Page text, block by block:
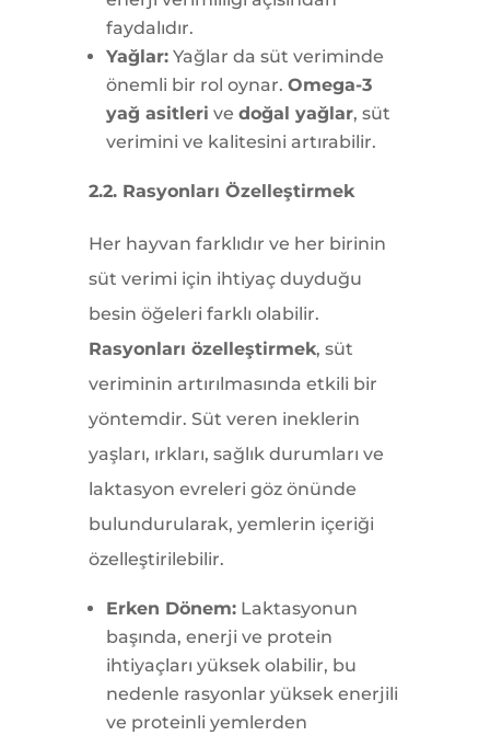
faydalıdır.
Yağlar:Yağlar da süt veriminde
önemli bir rol oynar. Omega-3
yağ asitleri ve doğal yağlar, süt
verimini ve kalitesini artırabilir.
2.2. Rasyonları Özelleştirmek
Her hayvan farklıdır ve her birinin
süt verimi için ihtiyaç duyduğu
besin öğeleri farklı olabilir.
Rasyonları özelleştirmek, süt
veriminin artırılmasında etkili bir
yöntemdir. Süt veren ineklerin
yaşları, ırkları, sağlık durumları ve
laktasyon evreleri göz önünde
bulundurularak, yemlerin içeriği
özelleştirilebilir.
Erken Dönem:Laktasyonun
başında, enerji ve protein
ihtiyaçları yüksek olabilir, bu
nedenle rasyonlar yüksek enerjili
ve proteinli yemlerden